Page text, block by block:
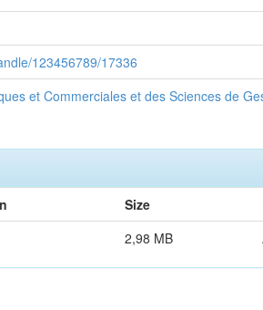
123456789/17336
et Commerciales et des Sciences de
Size
2,98 MB